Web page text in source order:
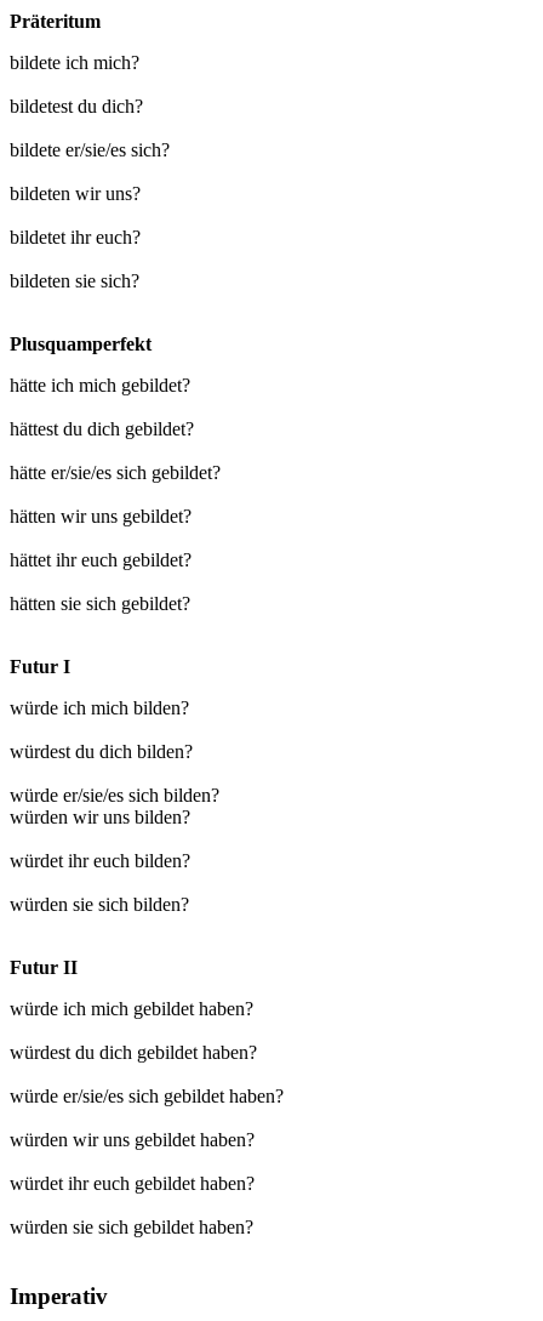
Präteritum
bildete ich mich?
bildetest du dich?
bildete er/sie/es sich?
bildeten wir uns?
bildetet ihr euch?
bildeten sie sich?
Plusquamperfekt
hätte ich mich gebildet?
hättest du dich gebildet?
hätte er/sie/es sich gebildet?
hätten wir uns gebildet?
hättet ihr euch gebildet?
hätten sie sich gebildet?
Futur I
würde ich mich bilden?
würdest du dich bilden?
würde er/sie/es sich bilden?
würden wir uns bilden?
würdet ihr euch bilden?
würden sie sich bilden?
Futur II
würde ich mich gebildet haben?
würdest du dich gebildet haben?
würde er/sie/es sich gebildet haben?
würden wir uns gebildet haben?
würdet ihr euch gebildet haben?
würden sie sich gebildet haben?
Imperativ